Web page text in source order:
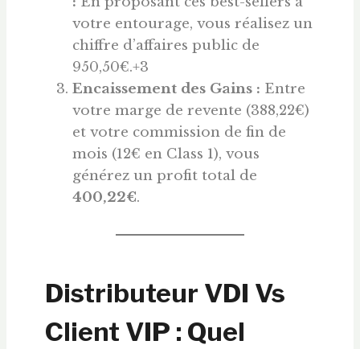
votre entourage, vous réalisez un
chiffre d’affaires public de
950,50€.+3
Encaissement des Gains : Entre
votre marge de revente (388,22€)
et votre commission de fin de
mois (12€ en Class 1), vous
générez un profit total de
400,22€.
Distributeur VDI Vs
Client VIP : Quel